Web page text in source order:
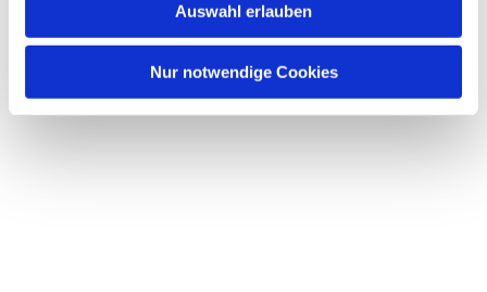
Auswahl erlauben
Nur notwendige Cookies